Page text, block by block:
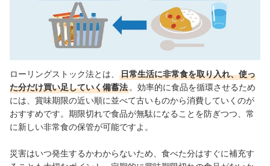
ローリングストック法とは、
日常生活に非常食を取り入れ、使っ
た分だけ買い足していく備蓄法。 効率的に食品を循環させるため
には、賞味期限の近い順に並べて古いものから消費していくのが
おすすめです。期限切れで食品が無駄になることを防ぎつつ、常
に新しい非常食の保管が可能ですよ。
災害はいつ発生するかわからないため、食べた分はすぐに補充す